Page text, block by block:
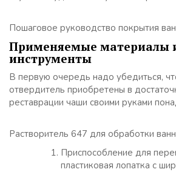
Пошаговое руководство покрытия
Применяемые материалы
инструменты
В первую очередь надо убедиться,
отвердитель приобретены в
реставрации чаши своими руками
Растворитель 647 для обработки
Приспособление для
пластиковая лопатка с